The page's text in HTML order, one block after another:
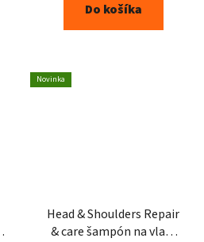
Do košíka
Novinka
Head & Shoulders Repair
& care šampón na vlasy